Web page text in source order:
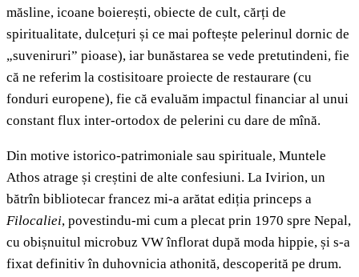
măsline, icoane boierești, obiecte de cult, cărți de
spiritualitate, dulcețuri și ce mai poftește pelerinul dornic de
„suveniruri” pioase), iar bunăstarea se vede pretutindeni, fie
că ne referim la costisitoare proiecte de restaurare (cu
fonduri europene), fie că evaluăm impactul financiar al unui
constant flux inter-ortodox de pelerini cu dare de mînă.
Din motive istorico-patrimoniale sau spirituale, Muntele
Athos atrage și creștini de alte confesiuni. La Ivirion, un
bătrîn bibliotecar francez mi-a arătat ediția princeps a
Filocaliei, povestindu-mi cum a plecat prin 1970 spre Nepal,
cu obișnuitul microbuz VW înflorat după moda hippie, și s-a
fixat definitiv în duhovnicia athonită, descoperită pe drum.